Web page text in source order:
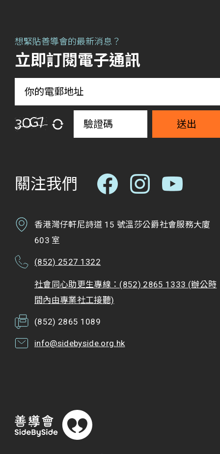
想緊貼善導會的最新消息？
立即訂閱電子通訊
送出
關注我們
香港灣仔軒尼詩道 15 號溫莎公爵社會服務大廈
603 室
(852) 2527 1322
社會同心助更生專線：(852) 2865 1333 (辦公時
間內由專業社工接聽)
(852) 2865 1089
info@sidebyside.org.hk